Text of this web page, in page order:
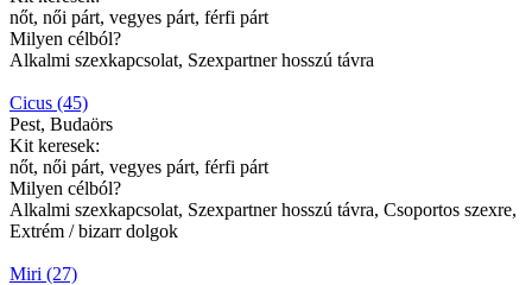
nőt, női párt, vegyes párt, férfi párt
Milyen célból?
Alkalmi szexkapcsolat, Szexpartner hosszú távra
Cicus (45)
Pest, Budaörs
Kit keresek:
nőt, női párt, vegyes párt, férfi párt
Milyen célból?
Alkalmi szexkapcsolat, Szexpartner hosszú távra, Csoportos szexre,
Extrém / bizarr dolgok
Miri (27)